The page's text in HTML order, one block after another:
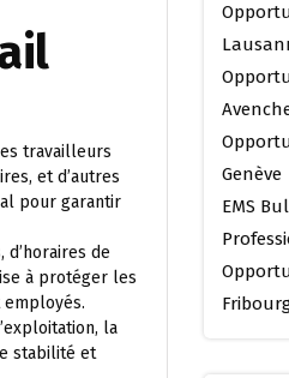
travailleurs
et d’autres
pour garantir
de
à protéger les
la
stabilité et
Genève
EMS